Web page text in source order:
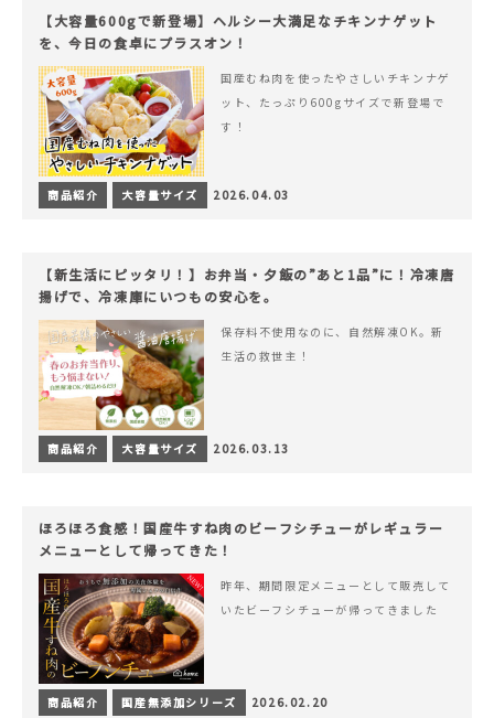
【大容量600gで新登場】ヘルシー大満足なチキンナゲット
を、今日の食卓にプラスオン！
国産むね肉を使ったやさしいチキンナゲ
ット、たっぷり600gサイズで新登場で
す！
商品紹介 大容量サイズ 2026.04.03
【新生活にピッタリ！】お弁当・夕飯の”あと1品”に！冷凍唐
揚げで、冷凍庫にいつもの安心を。
保存料不使用なのに、自然解凍OK。新
生活の救世主！
商品紹介 大容量サイズ 2026.03.13
ほろほろ食感！国産牛すね肉のビーフシチューがレギュラー
メニューとして帰ってきた！
昨年、期間限定メニューとして販売して
いたビーフシチューが帰ってきました
商品紹介 国産無添加シリーズ 2026.02.20